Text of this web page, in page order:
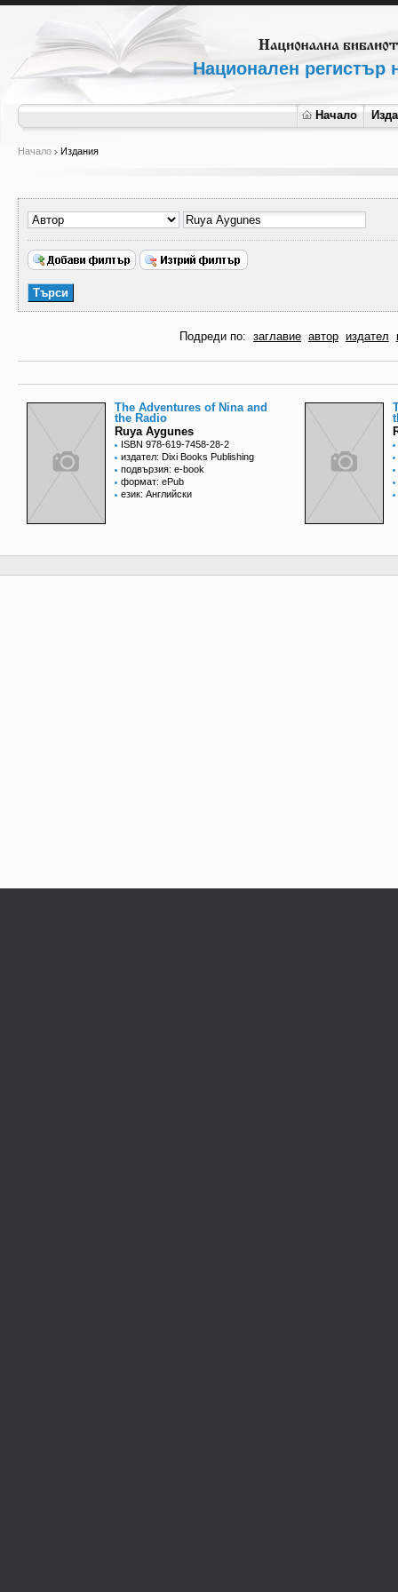
Национален регистър
Начало
Начало Издания
Подреди по: заглавие автор издател
The Adventures of Nina and
the Radio
Ruya Aygunes
ISBN 978-619-7458-28-2
издател: Dixi Books Publishing
подвързия: e-book
формат: ePub
език: Английски